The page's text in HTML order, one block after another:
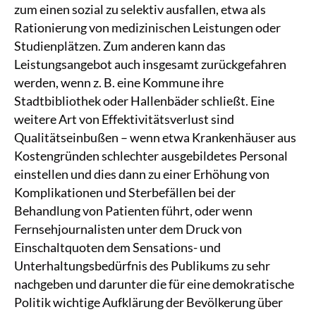
zum einen sozial zu selektiv ausfallen, etwa als
Rationierung von medizinischen Leistungen oder
Studienplätzen. Zum anderen kann das
Leistungsangebot auch insgesamt zurückgefahren
werden, wenn z. B. eine Kommune ihre
Stadtbibliothek oder Hallenbäder schließt. Eine
weitere Art von Effektivitätsverlust sind
Qualitätseinbußen – wenn etwa Krankenhäuser aus
Kostengründen schlechter ausgebildetes Personal
einstellen und dies dann zu einer Erhöhung von
Komplikationen und Sterbefällen bei der
Behandlung von Patienten führt, oder wenn
Fernsehjournalisten unter dem Druck von
Einschaltquoten dem Sensations- und
Unterhaltungsbedürfnis des Publikums zu sehr
nachgeben und darunter die für eine demokratische
Politik wichtige Aufklärung der Bevölkerung über